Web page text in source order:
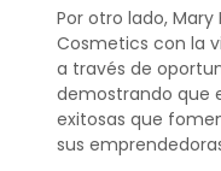
Por otro lado, Mary
Cosmetics con la
a través de
demostrando que
exitosas que
sus